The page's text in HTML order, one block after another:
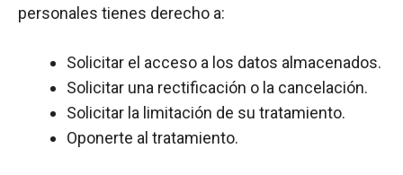
personales tienes derecho a:
Solicitar el acceso a los datos almacenados.
Solicitar una rectificación o la cancelación.
Solicitar la limitación de su tratamiento.
Oponerte al tratamiento.